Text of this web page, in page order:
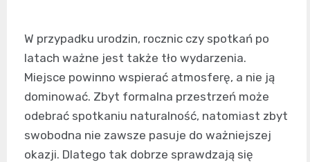
W przypadku urodzin, rocznic czy spotkań po
latach ważne jest także tło wydarzenia.
Miejsce powinno wspierać atmosferę, a nie ją
dominować. Zbyt formalna przestrzeń może
odebrać spotkaniu naturalność, natomiast zbyt
swobodna nie zawsze pasuje do ważniejszej
okazji. Dlatego tak dobrze sprawdzają się